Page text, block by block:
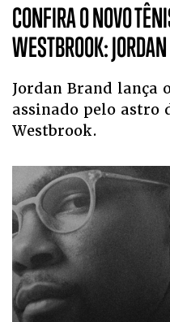
CONFIRA O NOVO
WESTBROOK:
Jordan Brand lança
assinado pelo astro
Westbrook.